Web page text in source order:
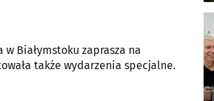
w Białymstoku zaprasza na
także wydarzenia specjalne.